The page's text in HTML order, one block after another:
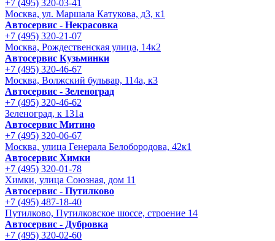
+7 (495) 320-03-41
Москва, ул. Маршала Катукова, д3, к1
Автосервис - Некрасовка
+7 (495) 320-21-07
Москва, Рождественская улица, 14к2
Автосервис Кузьминки
+7 (495) 320-46-67
Москва, Волжский бульвар, 114а, к3
Автосервис - Зеленоград
+7 (495) 320-46-62
Зеленоград, к 131а
Автосервис Митино
+7 (495) 320-06-67
Москва, улица Генерала Белобородова, 42к1
Автосервис Химки
+7 (495) 320-01-78
Химки, улица Союзная, дом 11
Автосервис - Путилково
+7 (495) 487-18-40
Путилково, Путилковское шоссе, строение 14
Автосервис - Дубровка
+7 (495) 320-02-60